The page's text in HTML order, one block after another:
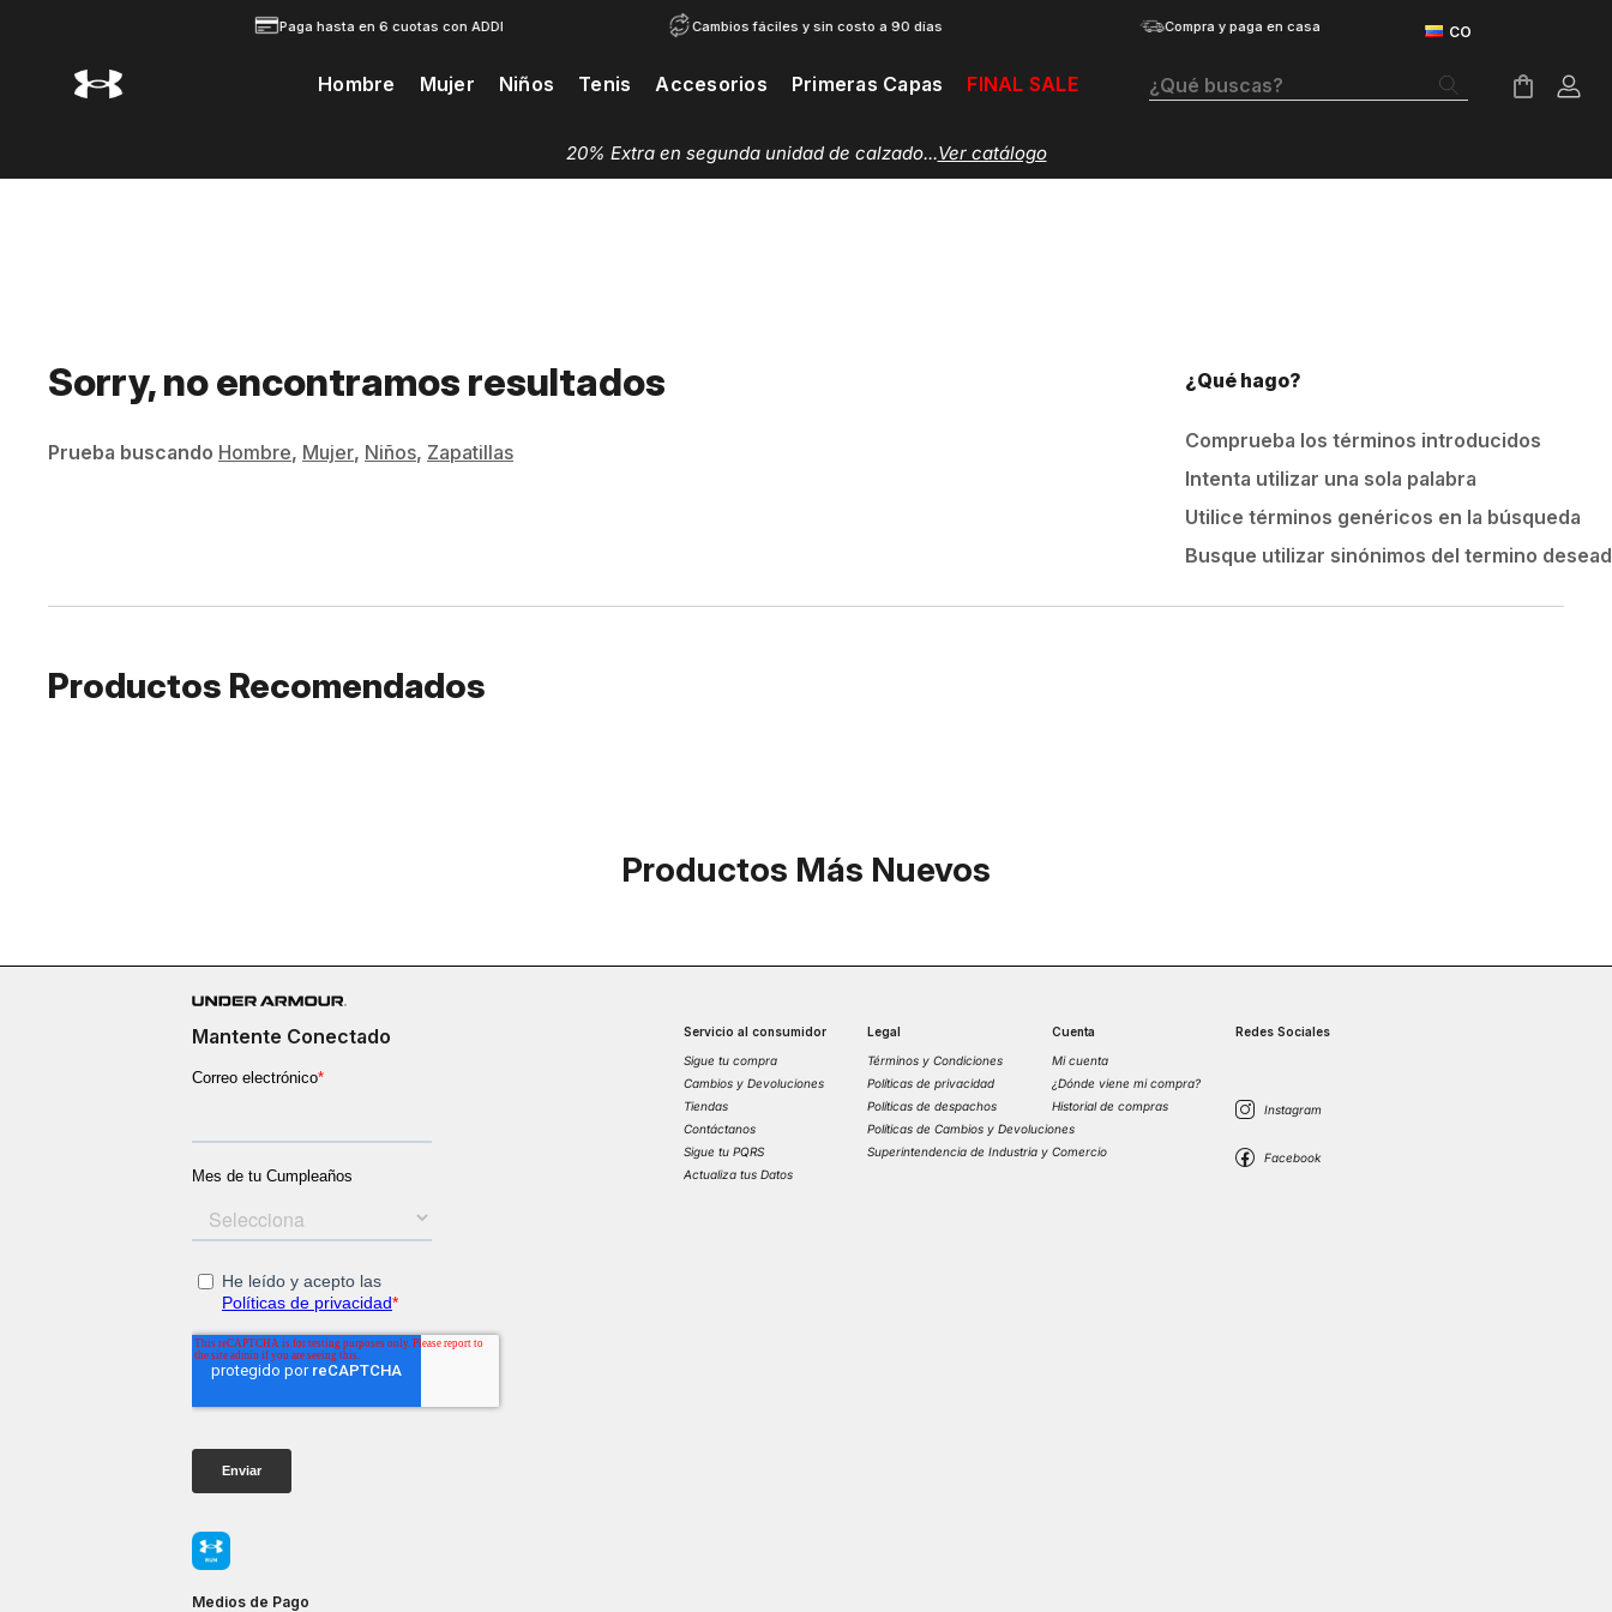
Paga hasta en 6 cuotas con ADDI Cambios fáciles y sin costo a 90 días Compra y paga en casa
Hombre Mujer Niños Tenis Accesorios Primeras Capas FINAL SALE ¿Qué buscas?
20% Extra en segunda unidad de calzado...Ver catálogo
Sorry, no encontramos resultados
Prueba buscando Hombre, Mujer, Niños, Zapatillas
¿Qué hago?
Comprueba los términos introducidos
Intenta utilizar una sola palabra
Utilice términos genéricos en la búsqueda
Busque utilizar sinónimos del termino
Productos Recomendados
Productos Más Nuevos
Mantente Conectado
Medios de Pago
Servicio al consumidor
Sigue tu compra
Cambios y Devoluciones
Tiendas
Contáctanos
Sigue tu PQRS
Actualiza tus Datos
Legal
Términos y Condiciones
Políticas de privacidad
Políticas de despachos
Políticas de Cambios y Devoluciones
Superintendencia de Industria y Comercio
Cuenta
Mi cuenta
¿Dónde viene mi compra?
Historial de compras
Redes Sociales
Botas
Velociti Distance
Guayos
Velociti